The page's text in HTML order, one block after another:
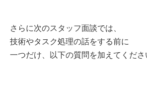
さらに次のスタッフ面談では、
技術やタスク処理の話をする前に
一つだけ、以下の質問を加えてくださ